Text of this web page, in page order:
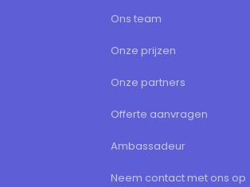
Ons team
Onze prijzen
Onze partners
Offerte aanvragen
Ambassadeur
Neem contact met ons op